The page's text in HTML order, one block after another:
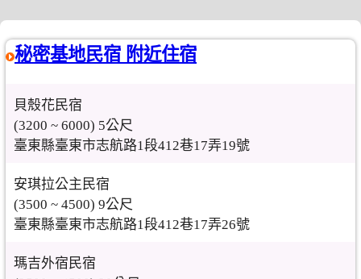
秘密基地民宿 附近住宿
貝殼花民宿
(3200 ~ 6000) 5公尺
臺東縣臺東市志航路1段412巷17弄19號
安琪拉公主民宿
(3500 ~ 4500) 9公尺
臺東縣臺東市志航路1段412巷17弄26號
瑪吉外宿民宿